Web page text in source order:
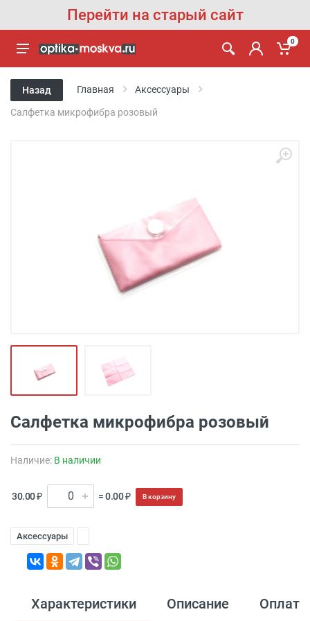
Перейти на старый сайт
0
Назад Главная Аксессуары
Салфетка микрофибра розовый
Салфетка микрофибра розовый
Наличие: В наличии
30.00 ₽ = 0.00 ₽ В корзину
Аксессуары
Характеристики Описание Оплата